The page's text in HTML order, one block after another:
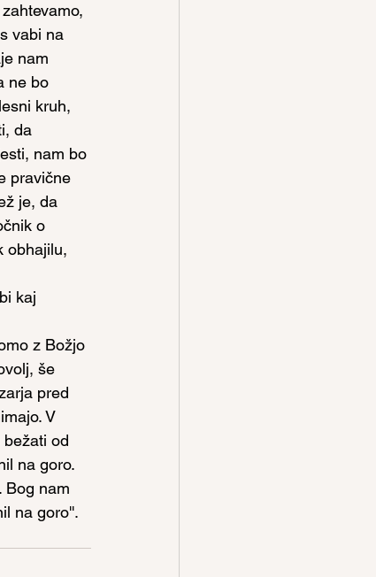
vabi na
nam
ne bo
kruh,
da
nam bo
pravične
je, da
o
obhajilu,
kaj
z Božjo
še
pred
V
od
na goro.
Bog nam
na goro''.